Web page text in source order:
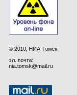
© 2010, НИА-Томск
эл. почта:
nia.tomsk@mail.ru